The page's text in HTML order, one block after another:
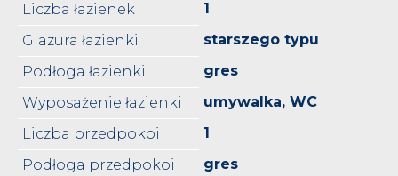
Liczba łazienek
1
Glazura łazienki
starszego typu
Podłoga łazienki
gres
Wyposażenie łazienki
umywalka, WC
Liczba przedpokoi
1
Podłoga przedpokoi
gres